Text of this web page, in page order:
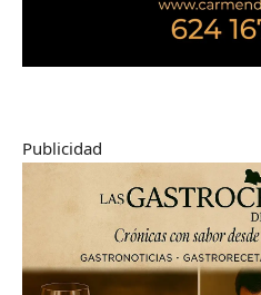
Publicidad